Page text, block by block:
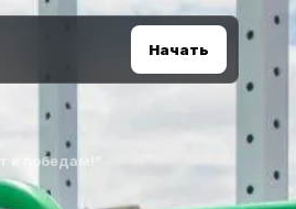
Начать
победам!”